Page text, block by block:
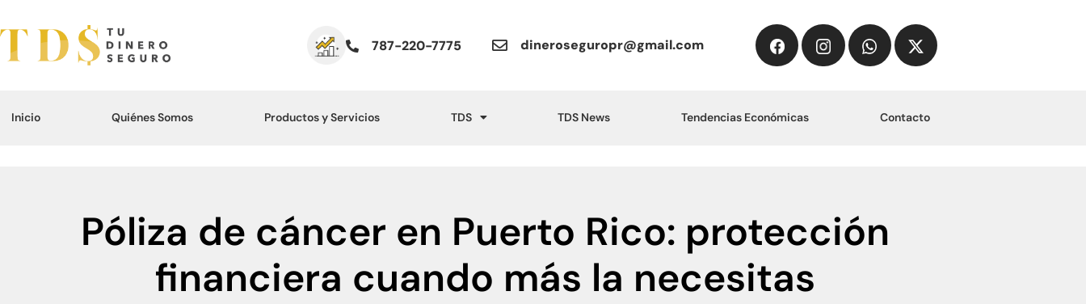
787-220-7775 dineroseguropr@gmail.com
Inicio Quiénes Somos Productos y Servicios TDS TDS News Tendencias Económicas Contacto
Póliza de cáncer en Puerto Rico: protección
financiera cuando más la necesitas